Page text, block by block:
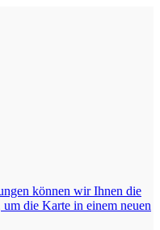
können wir Ihnen die
die Karte in einem neuen